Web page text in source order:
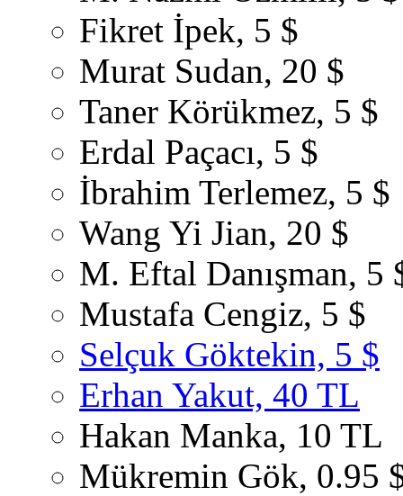
Fikret İpek, 5 $
Murat Sudan, 20 $
Taner Körükmez, 5 $
Erdal Paçacı, 5 $
İbrahim Terlemez, 5 $
Wang Yi Jian, 20 $
M. Eftal Danışman, 5
Mustafa Cengiz, 5 $
Selçuk Göktekin, 5 $
Erhan Yakut, 40 TL
Hakan Manka, 10 TL
Mükremin Gök, 0.95